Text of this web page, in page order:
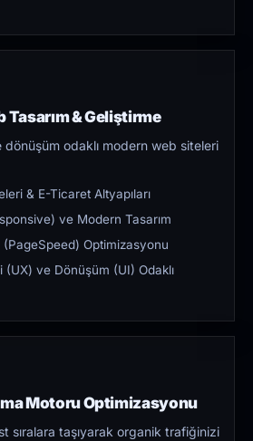
Tasarım & Geliştirme
dönüşüm odaklı modern web siteleri
& E-Ticaret Altyapıları
ve Modern Tasarım
(PageSpeed) Optimizasyonu
(UX) ve Dönüşüm (UI) Odaklı
Motoru Optimizasyonu
sıralara taşıyarak organik trafiğinizi